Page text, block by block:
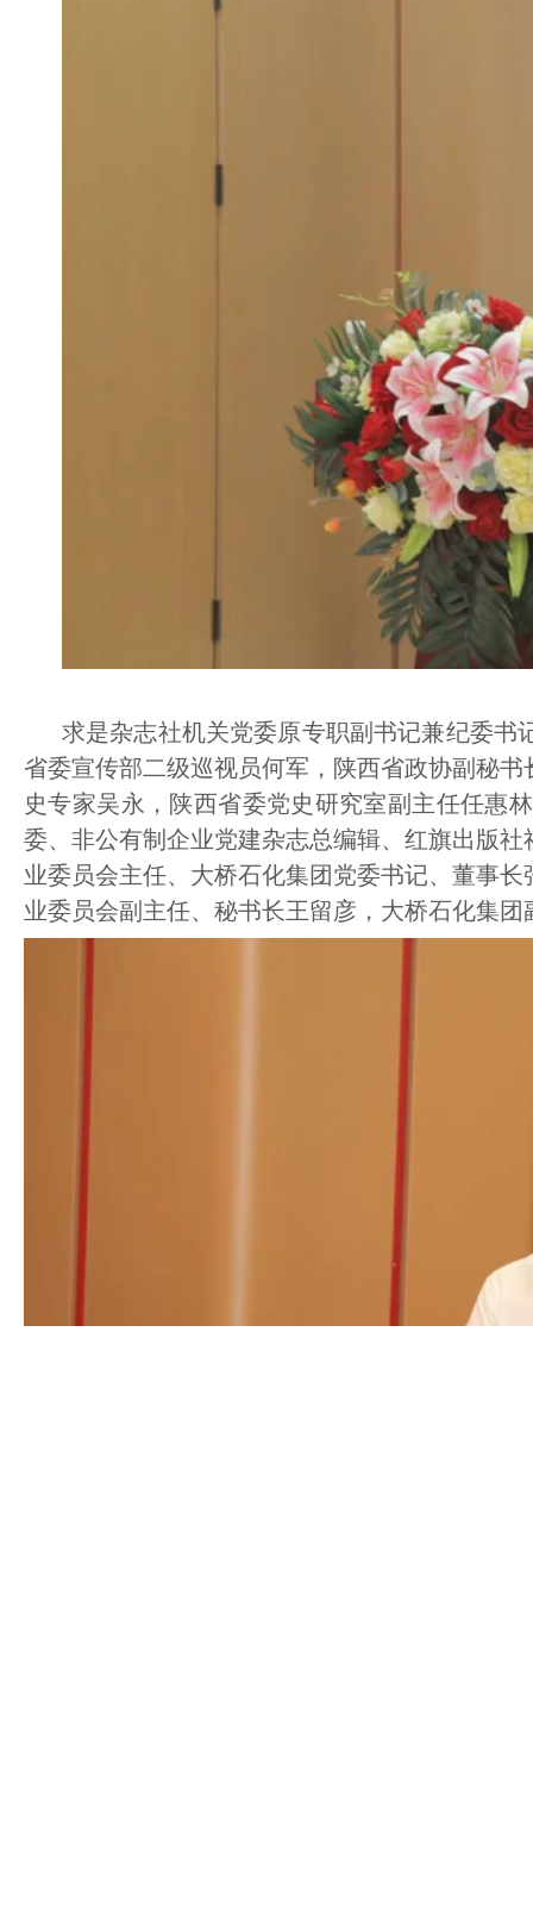
求是杂志社机关党委原专职副书记兼纪委
省委宣传部二级巡视员何军，陕西省政协副秘
史专家吴永，陕西省委党史研究室副主任任惠
委、非公有制企业党建杂志总编辑、红旗出版
业委员会主任、大桥石化集团党委书记、董事
业委员会副主任、秘书长王留彦，大桥石化集